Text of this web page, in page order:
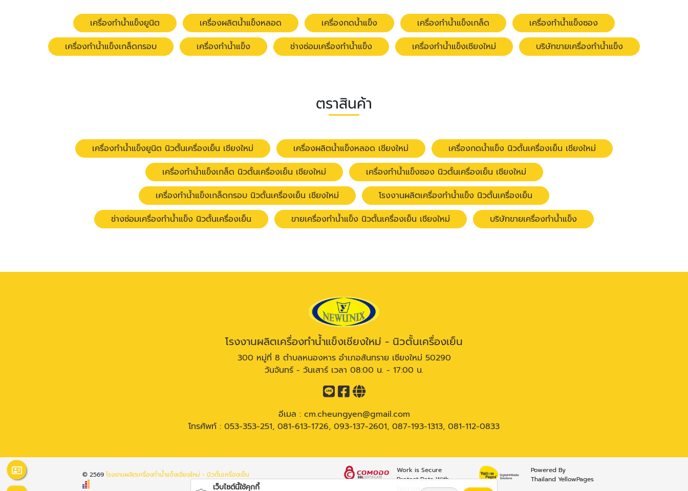
เครื่องทำน้ำแข็งยูนิต เครื่องผลิตน้ำแข็งหลอด เครื่องกดน้ำแข็ง เครื่องทำน้ำแข็งเกล็ด
เครื่องทำน้ำแข็งซอง
เครื่องทำน้ำแข็งเกล็ดกรอบ
เครื่องทำน้ำแข็ง ช่างซ่อมเครื่องทำน้ำแข็ง เครื่องทำน้ำแข็งเชียงใหม่ บริษัทขายเครื่องทำน้ำแข็ง
ตราสินค้า
เครื่องทำน้ำแข็งยูนิต นิวตั้นเครื่องเย็น เชียงใหม่ เครื่องผลิตน้ำแข็งหลอด เชียงใหม่
เครื่องกดน้ำแข็ง นิวตั้นเครื่องเย็น เชียงใหม่
เครื่องทำน้ำแข็งเกล็ด นิวตั้นเครื่องเย็น เชียงใหม่
เครื่องทำน้ำแข็งซอง นิวตั้นเครื่องเย็น เชียงใหม่
เครื่องทำน้ำแข็งเกล็ดกรอบ นิวตั้นเครื่องเย็น เชียงใหม่
โรงงานผลิตเครื่องทำน้ำแข็ง นิวตั้นเครื่องเย็น
ช่างซ่อมเครื่องทำน้ำแข็ง นิวตั้นเครื่องเย็น
ขายเครื่องทำน้ำแข็ง นิวตั้นเครื่องเย็น เชียงใหม่ บริษัทขายเครื่องทำน้ำแข็ง
โรงงานผลิตเครื่องทำน้ำแข็งเชียงใหม่ - นิวตั้นเครื่องเย็น
300 หมู่ที่ 8 ตำบลหนองหาร อำเภอสันทราย เชียงใหม่ 50290
วันจันทร์ - วันเสาร์ เวลา 08:00 น. - 17:00 น.
อีเมล : cm.cheungyen@gmail.com
โทรศัพท์ : 053-353-251, 081-613-1726, 093-137-2601, 087-193-1313, 081-112-0833
© 2569โรงงานผลิตเครื่องทำน้ำแข็งเชียงใหม่ - นิวตั้นเครื่องเย็น
Work is Secure
Protect Data With
Powered By
Thailand YellowPages
เว็บไซต์นี้ใช้คุกกี้